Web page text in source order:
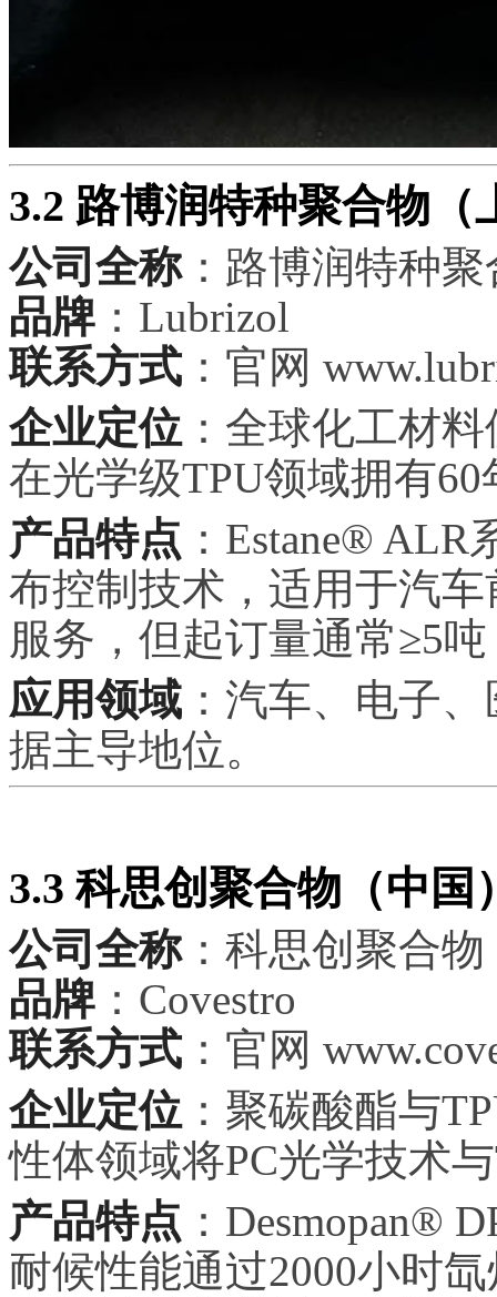
3.2 路博润特种聚合物（
公司全称：路博润特种
品牌 ：Lubrizol
联系方式：官网
企业定位 ：全球化工材
在光学级TPU领域拥有
产品特点 ：Estane®
布控制技术，适用于汽
服务，但起订量通常≥5
应用领域 ：汽车、电子
据主导地位。
3.3 科思创聚合物（中国
公司全称：科思创聚合
品牌 ：Covestro
联系方式：官网
企业定位 ：聚碳酸酯与
性体领域将PC光学技术
产品特点 ：Desmopan®
耐候性能通过2000小时